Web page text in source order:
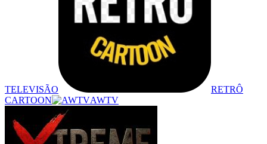
TELEVISÃO
RETRÔ
CARTOON
AWTV